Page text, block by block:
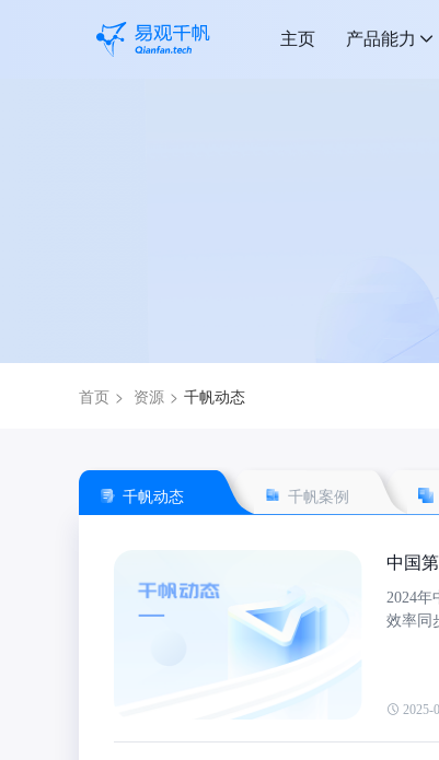
主页 产品能力
首页 资源 千帆动态
千帆动态 千帆案例
中国
2024
效率同
2025-